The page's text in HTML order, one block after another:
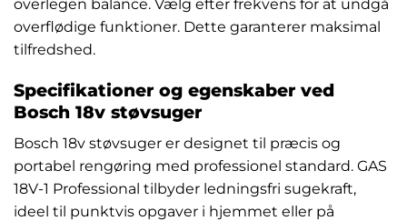
overlegen balance. Vælg efter frekvens for at undgå
overflødige funktioner. Dette garanterer maksimal
tilfredshed.
Specifikationer og egenskaber ved
Bosch 18v støvsuger
Bosch 18v støvsuger er designet til præcis og
portabel rengøring med professionel standard. GAS
18V-1 Professional tilbyder ledningsfri sugekraft,
ideel til punktvis opgaver i hjemmet eller på